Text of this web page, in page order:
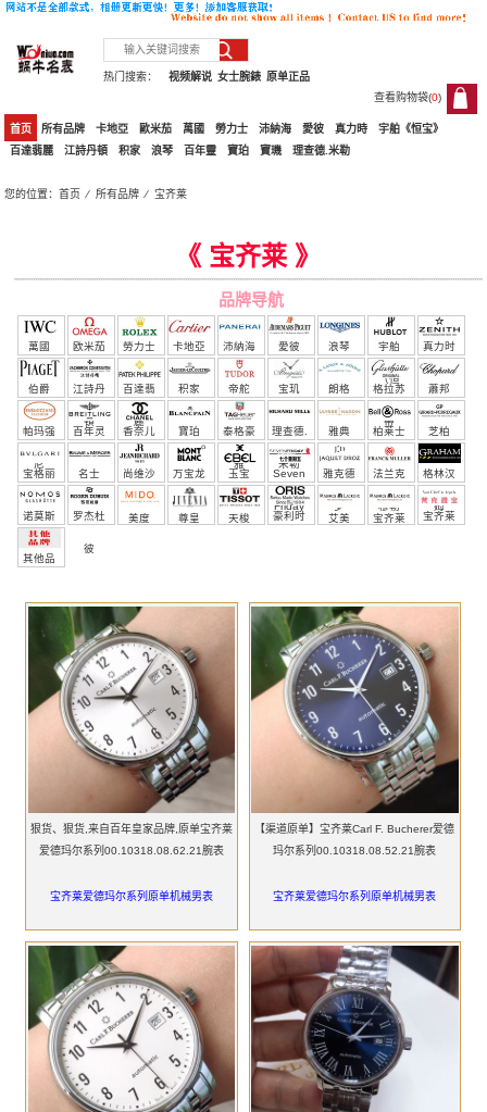
热门搜索： 原单正品
女士腕錶
视频解说
查看购物袋(0)
0
首页 所有品牌 卡地亞 歐米茄 萬國 勞力士 沛納海 愛彼 真力時
宇舶《恒宝》
百達翡麗
江詩丹頓 积家 浪琴 百年靈 寶珀 寶璣 理查德.米勒
您的位置：首页 ⁄所有品牌 ⁄宝齐莱
《 宝齐莱 》
品牌导航
萬國 欧米茄 勞力士 卡地亞 沛納海 愛彼 浪琴 宇舶
（恒
宝）
真力时
伯爵 江詩丹
頓
百達翡
麗
积家 帝舵 宝玑 朗格 格拉苏
蒂
蕭邦
帕玛强
尼
百年灵 香奈儿 寶珀 泰格豪
雅
理查德.
米勒
雅典 柏莱士 芝柏
宝格丽 名士 尚维沙 万宝龙 玉宝 Seven
Friday
雅克德
罗
法兰克
穆勒
格林汉
姆
诺莫斯
罗杰杜
彼
美度 尊皇 天梭 豪利时 艾美 宝齐莱 宝齐莱
其他品
狠货、狠货,来自百年皇家品牌,原单宝齐莱
爱德玛尔系列00.10318.08.62.21腕表
宝齐莱爱德玛尔系列原单机械男表
【渠道原单】宝齐莱Carl F. Bucherer爱德
玛尔系列00.10318.08.52.21腕表
宝齐莱爱德玛尔系列原单机械男表